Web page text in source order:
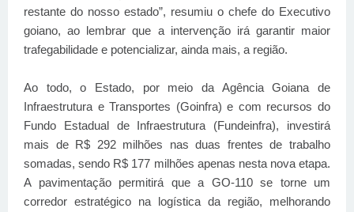
restante do nosso estado”, resumiu o chefe do Executivo
goiano, ao lembrar que a intervenção irá garantir maior
trafegabilidade e potencializar, ainda mais, a região.
Ao todo, o Estado, por meio da Agência Goiana de
Infraestrutura e Transportes (Goinfra) e com recursos do
Fundo Estadual de Infraestrutura (Fundeinfra), investirá
mais de R$ 292 milhões nas duas frentes de trabalho
somadas, sendo R$ 177 milhões apenas nesta nova etapa.
A pavimentação permitirá que a GO-110 se torne um
corredor estratégico na logística da região, melhorando